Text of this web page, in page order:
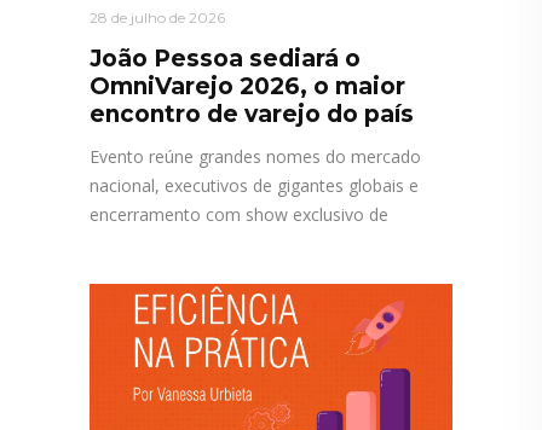
28 de julho de 2026
João Pessoa sediará o
OmniVarejo 2026, o maior
encontro de varejo do país
Evento reúne grandes nomes do mercado
nacional, executivos de gigantes globais e
encerramento com show exclusivo de